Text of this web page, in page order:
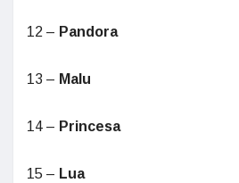
12 – Pandora
13 – Malu
14 – Princesa
15 – Lua